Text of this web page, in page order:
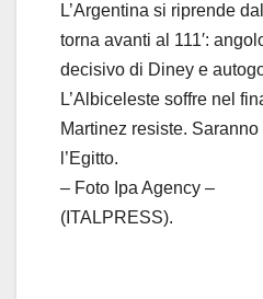
L’Argentina si riprende
torna avanti al 111′:
decisivo di Diney e
L’Albiceleste soffre nel
Martinez resiste.
l’Egitto.
– Foto Ipa Agency –
(ITALPRESS).